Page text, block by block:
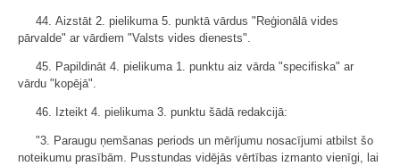
44. Aizstāt 2. pielikuma 5. punktā vārdus "Reģionālā vides
pārvalde" ar vārdiem "Valsts vides dienests".
45. Papildināt 4. pielikuma 1. punktu aiz vārda "specifiska" ar
vārdu "kopējā".
46. Izteikt 4. pielikuma 3. punktu šādā redakcijā:
"3. Paraugu ņemšanas periods un mērījumu nosacījumi atbilst šo
noteikumu prasībām. Pusstundas vidējās vērtības izmanto vienīgi, lai